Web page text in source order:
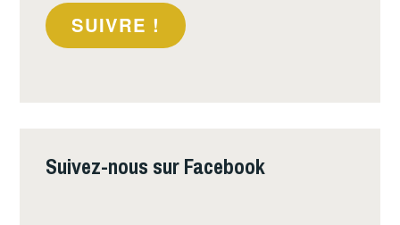
SUIVRE !
Suivez-nous sur Facebook